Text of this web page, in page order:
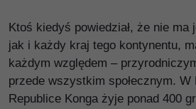
Ktoś kiedyś powiedział, że nie ma
jak i każdy kraj tego kontynentu,
każdym względem –
przede wszystkim społecznym. W
Republice Konga żyje ponad 400